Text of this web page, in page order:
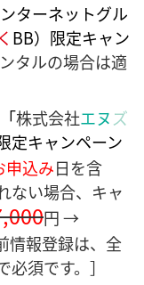
ターネットグル
BB）限定キャン
タルの場合は適
株式会社エヌ ズ
定キャンペーン
申込み日を含
ない場合、キャ
円 →
情報登録は、全
必須です。］